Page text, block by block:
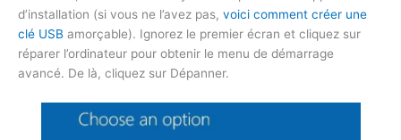
d’installation (si vous ne l’avez pas, voici comment créer une
clé USB amorçable). Ignorez le premier écran et cliquez sur
réparer l’ordinateur pour obtenir le menu de démarrage
avancé. De là, cliquez sur Dépanner.